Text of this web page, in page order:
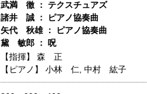
武満 徹 ： テクスチュアズ
諸井 誠 ： ピアノ協奏曲
矢代 秋雄 ： ピアノ協奏曲
黛 敏郎 ： 呪
【指揮】森 正
【ピアノ】小林 仁 ,中村 紘子